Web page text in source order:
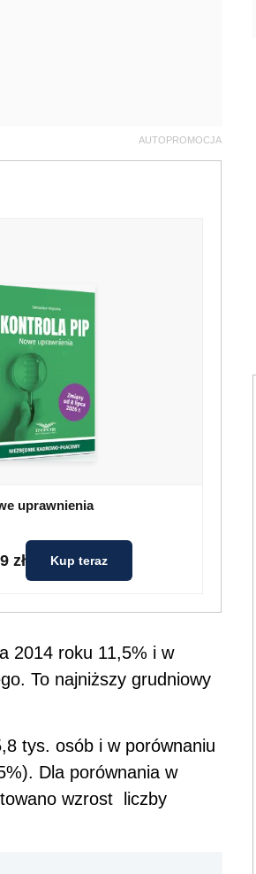
AUTOPROMOCJA
uprawnienia
zł Kup teraz
2014 roku 11,5% i w
To najniższy grudniowy
tys. osób i w porównaniu
Dla porównania w
wzrost liczby